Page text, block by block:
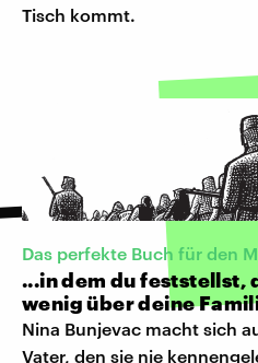
Tisch kommt.
Das perfekte Buch für den
...in dem du feststellst,
wenig über deine
Nina Bunjevac macht sich
Vater, den sie nie